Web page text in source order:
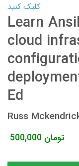
کلیک کنید
Learn
cloud
Ed
Russ
500,000 تومان